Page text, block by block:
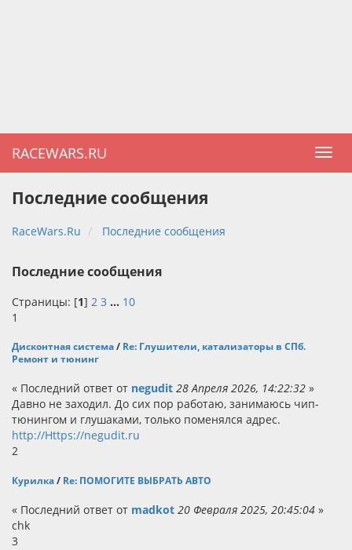
RACEWARS.RU
Последние сообщения
RaceWars.Ru Последние сообщения
Последние сообщения
Страницы: [1] 2 3 ... 10
1
Дисконтная система / Re: Глушители, катализаторы в СПб.
Ремонт и тюнинг
« Последний ответ от negudit 28 Апреля 2026, 14:22:32 »
Давно не заходил. До сих пор работаю, занимаюсь чип-
тюнингом и глушаками, только поменялся адрес.
http://Https://negudit.ru
2
Курилка / Re: ПОМОГИТЕ ВЫБРАТЬ АВТО
« Последний ответ от madkot 20 Февраля 2025, 20:45:04 »
chk
3